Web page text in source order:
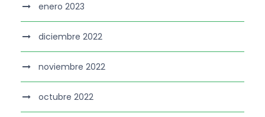
enero 2023
diciembre 2022
noviembre 2022
octubre 2022